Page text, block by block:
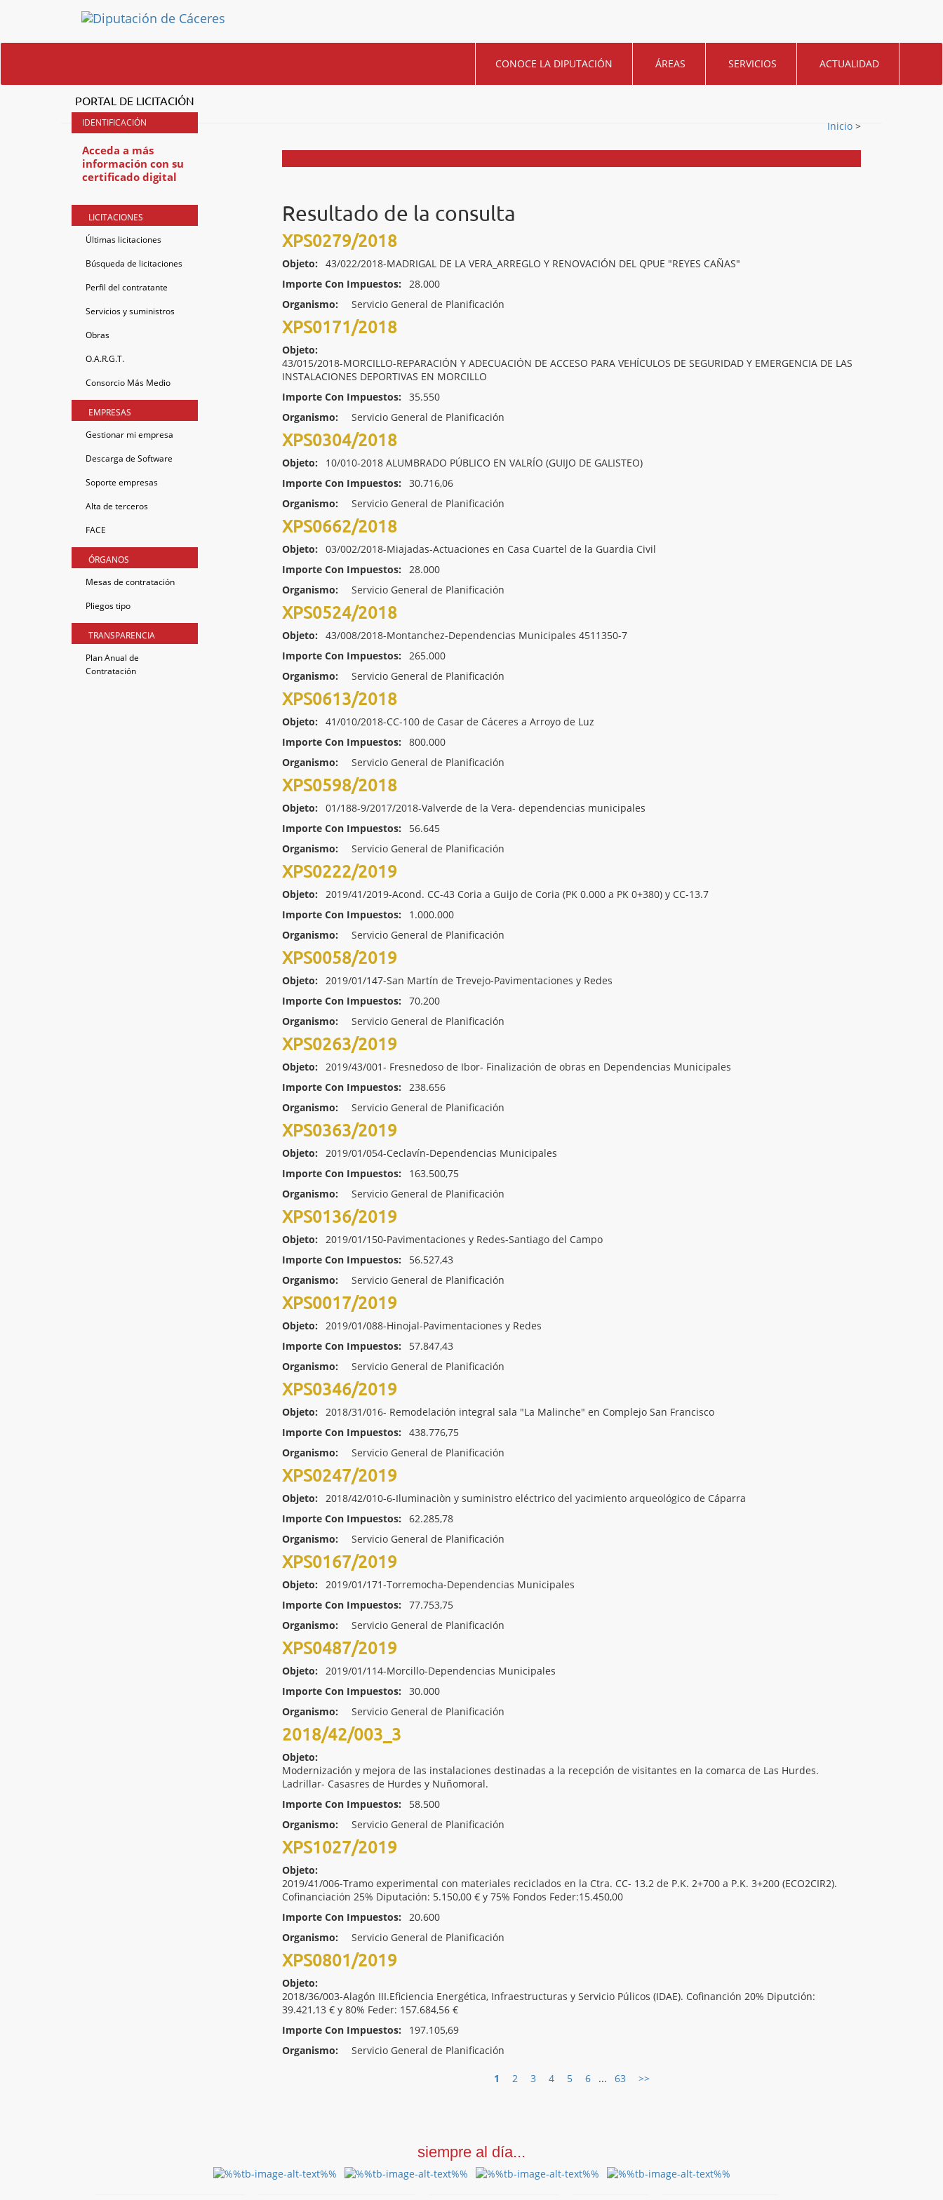
CONOCE LA DIPUTACIÓN ÁREAS SERVICIOS ACTUALIDAD
PORTAL DE LICITACIÓN
Acceda a más
información con su
certificado digital
LICITACIONES
Últimas licitaciones
Búsqueda de licitaciones
Perfil del contratante
Servicios y suministros
Obras
O.A.R.G.T.
Consorcio Más Medio
EMPRESAS
Gestionar mi empresa
Descarga de Software
Soporte empresas
Alta de terceros
FACE
ÓRGANOS
Mesas de contratación
Pliegos tipo
TRANSPARENCIA
Plan Anual de
Contratación
Inicio >
Resultado de la consulta
XPS0279/2018
Objeto:
43/022/2018-MADRIGAL DE LA VERA_ARREGLO Y RENOVACIÓN DEL QPUE "REYES CAÑAS"
Importe Con Impuestos:
28.000
Organismo:
Servicio General de Planificación
XPS0171/2018
Objeto:
43/015/2018-MORCILLO-REPARACIÓN Y ADECUACIÓN DE ACCESO PARA VEHÍCULOS DE SEGURIDAD Y EMERGENCIA DE LAS
INSTALACIONES DEPORTIVAS EN MORCILLO
Importe Con Impuestos:
35.550
Organismo:
Servicio General de Planificación
XPS0304/2018
Objeto:
10/010-2018 ALUMBRADO PÚBLICO EN VALRÍO (GUIJO DE GALISTEO)
Importe Con Impuestos:
30.716,06
Organismo:
Servicio General de Planificación
XPS0662/2018
Objeto:
03/002/2018-Miajadas-Actuaciones en Casa Cuartel de la Guardia Civil
Importe Con Impuestos:
28.000
Organismo:
Servicio General de Planificación
XPS0524/2018
Objeto:
43/008/2018-Montanchez-Dependencias Municipales 4511350-7
Importe Con Impuestos:
265.000
Organismo:
Servicio General de Planificación
XPS0613/2018
Objeto:
41/010/2018-CC-100 de Casar de Cáceres a Arroyo de Luz
Importe Con Impuestos:
800.000
Organismo:
Servicio General de Planificación
XPS0598/2018
Objeto:
01/188-9/2017/2018-Valverde de la Vera- dependencias municipales
Importe Con Impuestos:
56.645
Organismo:
Servicio General de Planificación
XPS0222/2019
Objeto:
2019/41/2019-Acond. CC-43 Coria a Guijo de Coria (PK 0.000 a PK 0+380) y CC-13.7
Importe Con Impuestos:
1.000.000
Organismo:
Servicio General de Planificación
XPS0058/2019
Objeto:
2019/01/147-San Martín de Trevejo-Pavimentaciones y Redes
Importe Con Impuestos:
70.200
Organismo:
Servicio General de Planificación
XPS0263/2019
Objeto:
2019/43/001- Fresnedoso de Ibor- Finalización de obras en Dependencias Municipales
Importe Con Impuestos:
238.656
Organismo:
Servicio General de Planificación
XPS0363/2019
Objeto:
2019/01/054-Ceclavín-Dependencias Municipales
Importe Con Impuestos:
163.500,75
Organismo:
Servicio General de Planificación
XPS0136/2019
Objeto:
2019/01/150-Pavimentaciones y Redes-Santiago del Campo
Importe Con Impuestos:
56.527,43
Organismo:
Servicio General de Planificación
XPS0017/2019
Objeto:
2019/01/088-Hinojal-Pavimentaciones y Redes
Importe Con Impuestos:
57.847,43
Organismo:
Servicio General de Planificación
XPS0346/2019
Objeto:
2018/31/016- Remodelación integral sala "La Malinche" en Complejo San Francisco
Importe Con Impuestos:
438.776,75
Organismo:
Servicio General de Planificación
XPS0247/2019
Objeto:
2018/42/010-6-Iluminaciòn y suministro eléctrico del yacimiento arqueológico de Cáparra
Importe Con Impuestos:
62.285,78
Organismo:
Servicio General de Planificación
XPS0167/2019
Objeto:
2019/01/171-Torremocha-Dependencias Municipales
Importe Con Impuestos:
77.753,75
Organismo:
Servicio General de Planificación
XPS0487/2019
Objeto:
2019/01/114-Morcillo-Dependencias Municipales
Importe Con Impuestos:
30.000
Organismo:
Servicio General de Planificación
2018/42/003_3
Objeto:
Modernización y mejora de las instalaciones destinadas a la recepción de visitantes en la comarca de Las Hurdes.
Ladrillar- Casasres de Hurdes y Nuñomoral.
Importe Con Impuestos:
58.500
Organismo:
Servicio General de Planificación
XPS1027/2019
Objeto:
2019/41/006-Tramo experimental con materiales reciclados en la Ctra. CC- 13.2 de P.K. 2+700 a P.K. 3+200 (ECO2CIR2).
Cofinanciación 25% Diputación: 5.150,00 € y 75% Fondos Feder:15.450,00
Importe Con Impuestos:
20.600
Organismo:
Servicio General de Planificación
XPS0801/2019
Objeto:
2018/36/003-Alagón III.Eficiencia Energética, Infraestructuras y Servicio Púlicos (IDAE). Cofinanción 20% Diputción:
39.421,13 € y 80% Feder: 157.684,56 €
Importe Con Impuestos:
197.105,69
Organismo:
Servicio General de Planificación
1 2 3 4 5 6 ... 63 >>
siempre al día...